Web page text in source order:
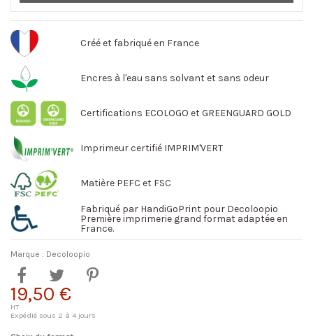
Créé et fabriqué en France
Encres à l'eau sans solvant et sans odeur
Certifications ECOLOGO et GREENGUARD GOLD
Imprimeur certifié IMPRIM'VERT
Matière PEFC et FSC
Fabriqué par HandiGoPrint pour Decoloopio
Première imprimerie grand format adaptée en
France.
Marque : Decoloopio
19,50 €
HT
Expédié sous 2 à 4 jours